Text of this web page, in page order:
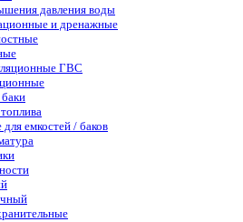
давления воды
и дренажные
ГВС
емкостей / баков